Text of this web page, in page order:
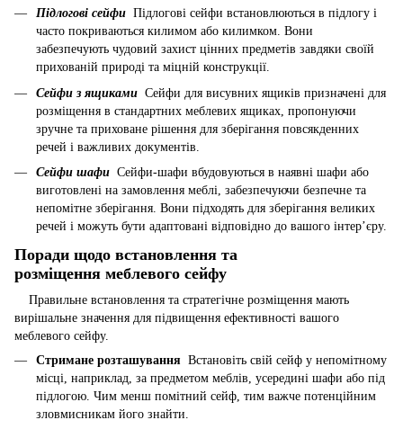
Підлогові сейфи Підлогові сейфи встановлюються в підлогу і
часто покриваються килимом або килимком. Вони
забезпечують чудовий захист цінних предметів завдяки своїй
прихованій природі та міцній конструкції.
Сейфи з ящиками Сейфи для висувних ящиків призначені для
розміщення в стандартних меблевих ящиках, пропонуючи
зручне та приховане рішення для зберігання повсякденних
речей і важливих документів.
Сейфи шафи Сейфи-шафи вбудовуються в наявні шафи або
виготовлені на замовлення меблі, забезпечуючи безпечне та
непомітне зберігання. Вони підходять для зберігання великих
речей і можуть бути адаптовані відповідно до вашого інтер’єру.
Поради щодо встановлення та
розміщення меблевого сейфу
Правильне встановлення та стратегічне розміщення мають
вирішальне значення для підвищення ефективності вашого
меблевого сейфу.
Стримане розташування Встановіть свій сейф у непомітному
місці, наприклад, за предметом меблів, усередині шафи або під
підлогою. Чим менш помітний сейф, тим важче потенційним
зловмисникам його знайти.